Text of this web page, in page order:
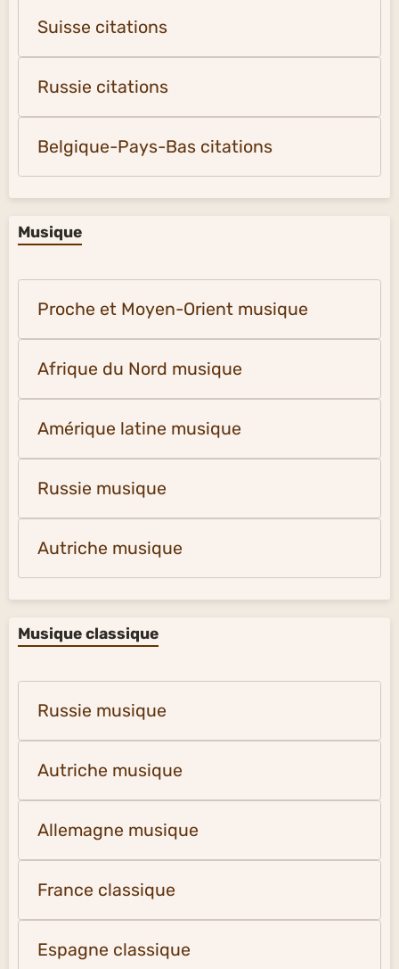
Suisse citations
Russie citations
Belgique-Pays-Bas citations
Musique
Proche et Moyen-Orient musique
Afrique du Nord musique
Amérique latine musique
Russie musique
Autriche musique
Musique classique
Russie musique
Autriche musique
Allemagne musique
France classique
Espagne classique